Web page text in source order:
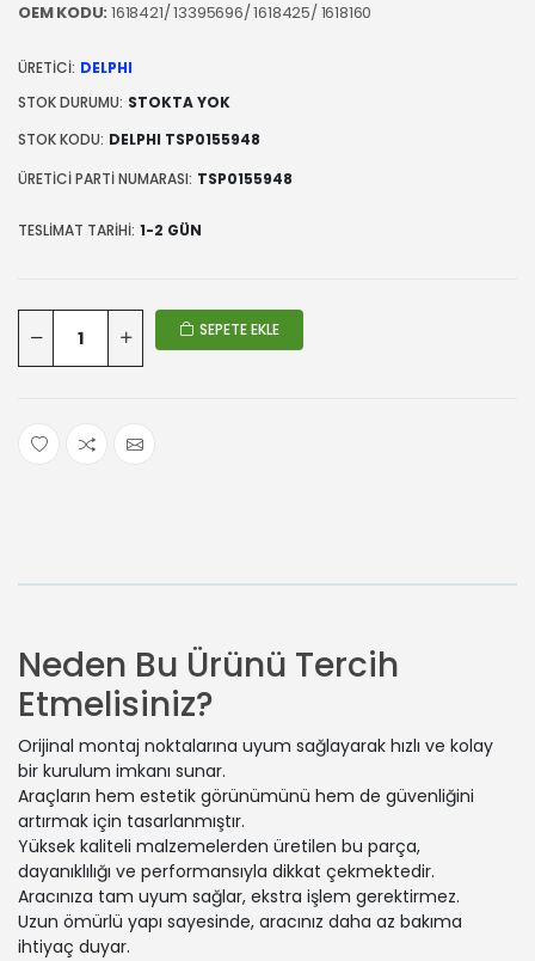
OEM KODU:1618421/ 13395696/ 1618425/ 1618160
ÜRETICI: DELPHI
STOK DURUMU: STOKTA YOK
STOK KODU: DELPHI TSP0155948
ÜRETICI PARTI NUMARASI: TSP0155948
TESLIMAT TARIHI: 1-2 GÜN
SEPETE EKLE
Neden Bu Ürünü Tercih
Etmelisiniz?
Orijinal montaj noktalarına uyum sağlayarak hızlı ve kolay
bir kurulum imkanı sunar.
Araçların hem estetik görünümünü hem de güvenliğini
artırmak için tasarlanmıştır.
Yüksek kaliteli malzemelerden üretilen bu parça,
dayanıklılığı ve performansıyla dikkat çekmektedir.
Aracınıza tam uyum sağlar, ekstra işlem gerektirmez.
Uzun ömürlü yapı sayesinde, aracınız daha az bakıma
ihtiyaç duyar.